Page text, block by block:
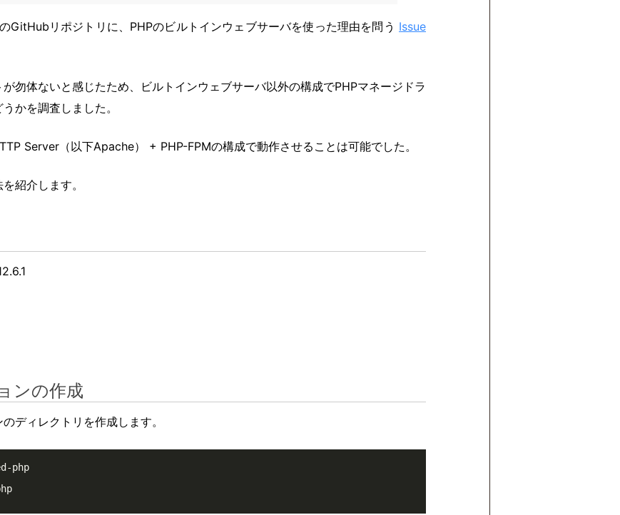
GitHubリポジトリに、PHPのビルトインウェブサーバを使った理由を問う Issue
勿体ないと感じたため、ビルトインウェブサーバ以外の構成でPHPマネージドラ
かを調査しました。
Server（以下Apache） + PHP-FPMの構成で動作させることは可能でした。
紹介します。
ンの作成
ディレクトリを作成します。
php